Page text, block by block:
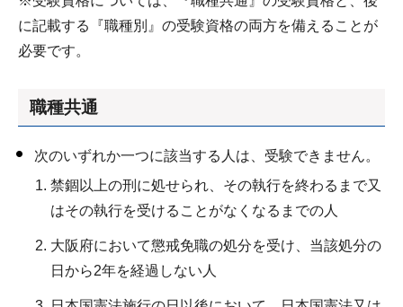
に記載する『職種別』の受験資格の両方を備えることが
必要です。
職種共通
次のいずれか一つに該当する人は、受験できません。
禁錮以上の刑に処せられ、その執行を終わるまで又
はその執行を受けることがなくなるまでの人
大阪府において懲戒免職の処分を受け、当該処分の
日から2年を経過しない人